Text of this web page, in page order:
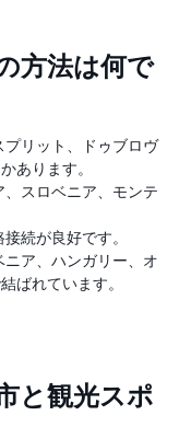
方法は何で
リット、ドゥブロヴ
あります。
スロベニア、モンテ
続が良好です。
ア、ハンガリー、オ
ばれています。
と観光スポ